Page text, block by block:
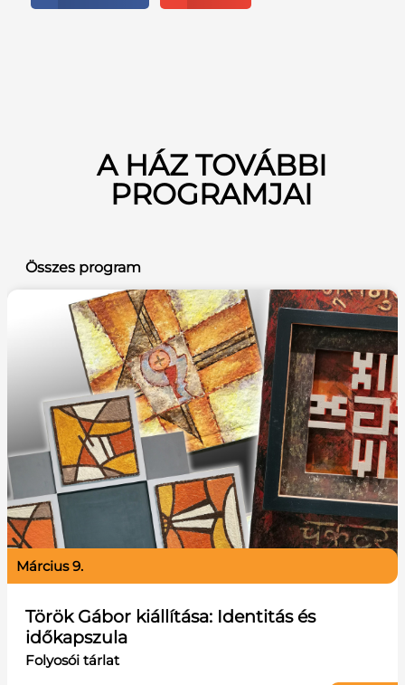
A HÁZ TOVÁBBI
PROGRAMJAI
Összes program
Török Gábor kiállítása: Identitás és
időkapszula
Folyosói tárlat
március 9.